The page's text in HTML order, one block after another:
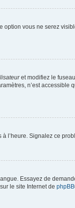
option vous ne serez
et modifiez le
n’est accessible
l’heure. Signalez ce
Essayez de
le site Internet de phpBB